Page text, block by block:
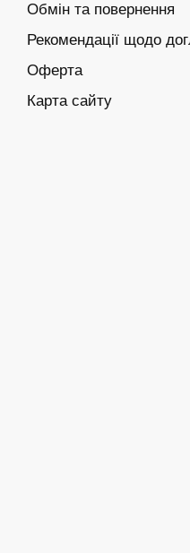
Обмін та повернення
Рекомендації щодо
Оферта
Карта сайту